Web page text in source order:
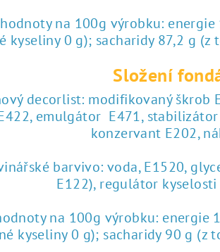
na 100g výrobku:
kyseliny 0 g); sacharidy 87,2 g
Složení
decorlist: modifikovaný škrob
emulgátor E471,
konzervant E202,
barvivo: voda, E1520,
E122), regulátor
na 100g výrobku: energie
kyseliny 0 g); sacharidy 90 g